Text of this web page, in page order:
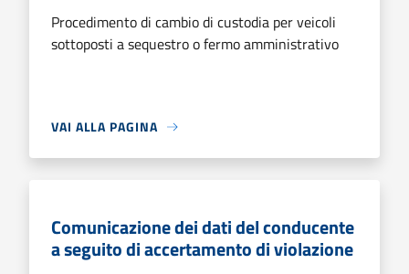
Procedimento di cambio di custodia per veicoli
sottoposti a sequestro o fermo amministrativo
VAI ALLA PAGINA
Comunicazione dei dati del conducente
a seguito di accertamento di violazione